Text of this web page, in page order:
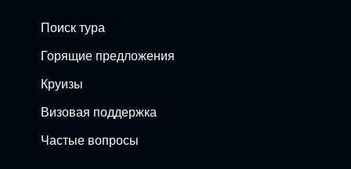
Поиск тура
Горящие предложения
Круизы
Визовая поддержка
Частые вопросы